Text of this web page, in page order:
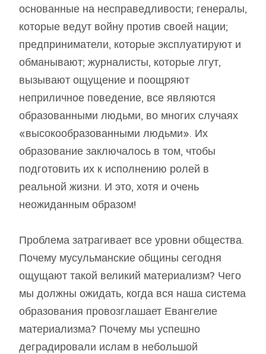
основанные на несправедливости; генералы,
которые ведут войну против своей нации;
предприниматели, которые эксплуатируют и
обманывают; журналисты, которые лгут,
вызывают ощущение и поощряют
неприличное поведение, все являются
образованными людьми, во многих случаях
«высокообразованными людьми». Их
образование заключалось в том, чтобы
подготовить их к исполнению ролей в
реальной жизни. И это, хотя и очень
неожиданным образом!
Проблема затрагивает все уровни общества.
Почему мусульманские общины сегодня
ощущают такой великий материализм? Чего
мы должны ожидать, когда вся наша система
образования провозглашает Евангелие
материализма? Почему мы успешно
деградировали ислам в небольшой